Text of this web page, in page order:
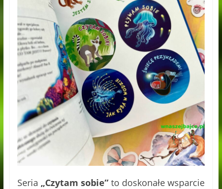
Seria „Czytam sobie”to doskonałe wsparcie